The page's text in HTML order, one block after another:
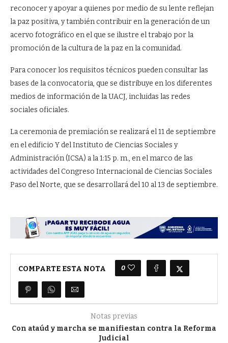
reconocer y apoyar a quienes por medio de su lente reflejan
la paz positiva, y también contribuir en la generación de un
acervo fotográfico en el que se ilustre el trabajo por la
promoción de la cultura de la paz en la comunidad.
Para conocer los requisitos técnicos pueden consultar las
bases de la convocatoria, que se distribuye en los diferentes
medios de información de la UACJ, incluidas las redes
sociales oficiales.
La ceremonia de premiación se realizará el 11 de septiembre
en el edificio Y del Instituto de Ciencias Sociales y
Administración (ICSA) a la 1:15 p. m., en el marco de las
actividades del Congreso Internacional de Ciencias Sociales
Paso del Norte, que se desarrollará del 10 al 13 de septiembre.
COMPARTE ESTA NOTA 0
Notas previas
Con ataúd y marcha se manifiestan contra la Reforma
Judicial